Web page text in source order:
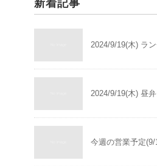
新着記事
2024/9/19(木) ラ
2024/9/19(木) 昼
今週の営業予定(9/